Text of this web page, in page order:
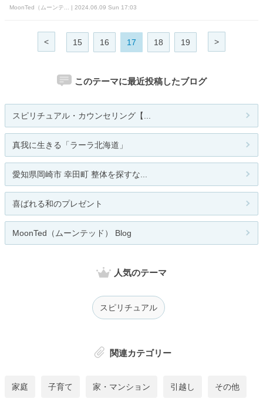
MoonTed（ムーンテ... | 2024.06.09 Sun 17:03
< 15 16 17 18 19 >
このテーマに最近投稿したブログ
スピリチュアル・カウンセリング【...
真我に生きる「ラーラ北海道」
愛知県岡崎市 幸田町 整体を探すな...
喜ばれる和のプレゼント
MoonTed（ムーンテッド） Blog
人気のテーマ
スピリチュアル
関連カテゴリー
家庭 子育て 家・マンション 引越し その他